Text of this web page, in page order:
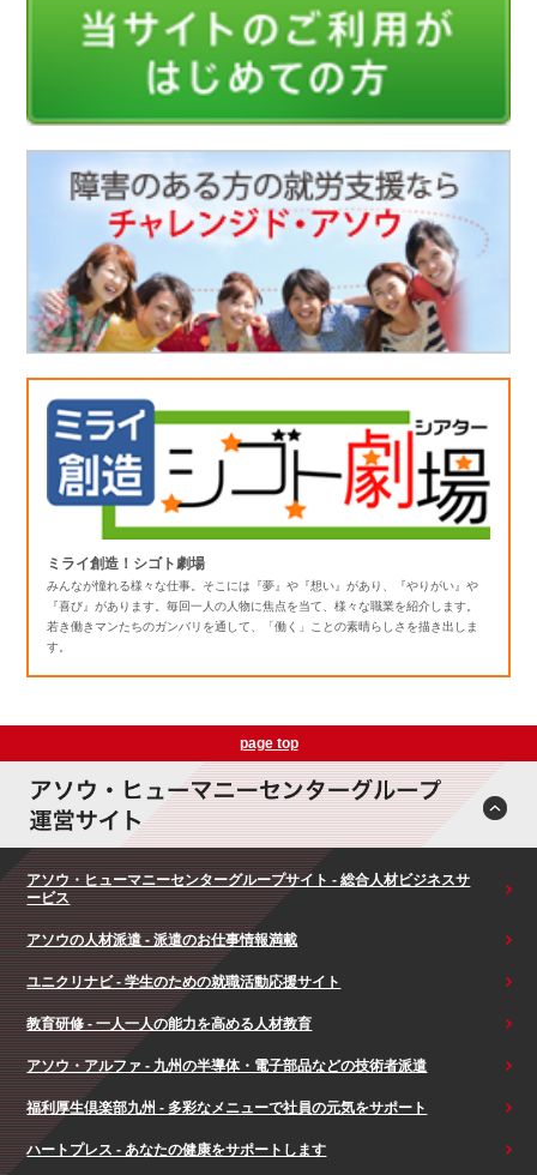
ミライ創造！シゴト劇場
みんなが憧れる様々な仕事。そこには『夢』や『想い』があり、『やりがい』や
『喜び』があります。毎回一人の人物に焦点を当て、様々な職業を紹介します。
若き働きマンたちのガンバリを通して、「働く」ことの素晴らしさを描き出しま
す。
page top
アソウ・ヒューマニーセンターグループサイト - 総合人材ビジネスサ
ービス
アソウの人材派遣 - 派遣のお仕事情報満載
ユニクリナビ - 学生のための就職活動応援サイト
教育研修 - 一人一人の能力を高める人材教育
アソウ・アルファ - 九州の半導体・電子部品などの技術者派遣
福利厚生倶楽部九州 - 多彩なメニューで社員の元気をサポート
ハートプレス - あなたの健康をサポートします